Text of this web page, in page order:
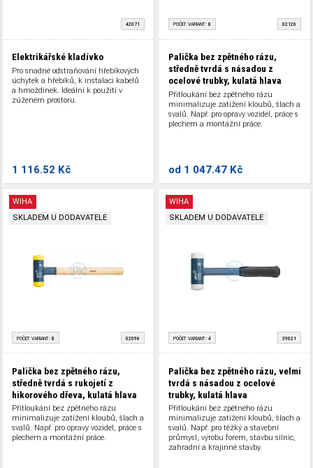
42071
Elektrikářské kladívko
Pro snadné odstraňování hřebíkových
úchytek a hřebíků, k instalaci kabelů
a hmoždinek. Ideální k použití v
zúženém prostoru.
1 116.52 Kč
POČET VARIANT: 8 02126
Palička bez zpětného rázu,
středně tvrdá s násadou z
ocelové trubky, kulatá hlava
Přitloukání bez zpětného rázu
minimalizuje zatížení kloubů, šlach a
svalů. Např. pro opravy vozidel, práce s
plechem a montážní práce.
od 1 047.47 Kč
WIHA
SKLADEM U DODAVATELE
POČET VARIANT: 8 02096
Palička bez zpětného rázu,
středně tvrdá s rukojetí z
hikorového dřeva, kulatá hlava
Přitloukání bez zpětného rázu
minimalizuje zatížení kloubů, šlach a
svalů. Např. pro opravy vozidel, práce s
plechem a montážní práce.
WIHA
SKLADEM U DODAVATELE
POČET VARIANT: 4 39021
Palička bez zpětného rázu, velmi
tvrdá s násadou z ocelové
trubky, kulatá hlava
Přitloukání bez zpětného rázu
minimalizuje zatížení kloubů, šlach a
svalů. Např. pro těžký a stavební
průmysl, výrobu forem, stavbu silnic,
zahradní a krajinné stavby.